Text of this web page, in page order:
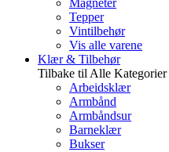
Magneter
Tepper
Vintilbehør
Vis alle varene
Klær & Tilbehør
Tilbake til Alle Kategorier
Arbeidsklær
Armbånd
Armbåndsur
Barneklær
Bukser